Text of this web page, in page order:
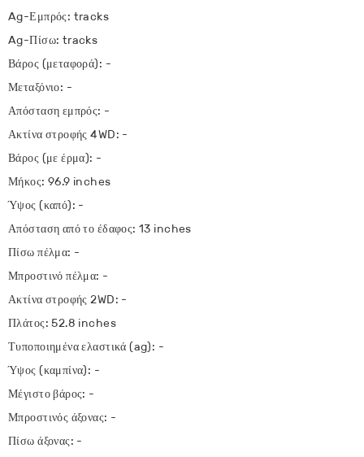
Ag-Εμπρός: tracks
Ag-Πίσω: tracks
Βάρος (μεταφορά): -
Μεταξόνιο: -
Απόσταση εμπρός: -
Ακτίνα στροφής 4WD: -
Βάρος (με έρμα): -
Μήκος: 96.9 inches
Ύψος (καπό): -
Απόσταση από το έδαφος: 13 inches
Πίσω πέλμα: -
Μπροστινό πέλμα: -
Ακτίνα στροφής 2WD: -
Πλάτος: 52.8 inches
Τυποποιημένα ελαστικά (ag): -
Ύψος (καμπίνα): -
Μέγιστο βάρος: -
Μπροστινός άξονας: -
Πίσω άξονας: -